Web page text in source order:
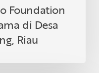
Foundation
di Desa
Riau